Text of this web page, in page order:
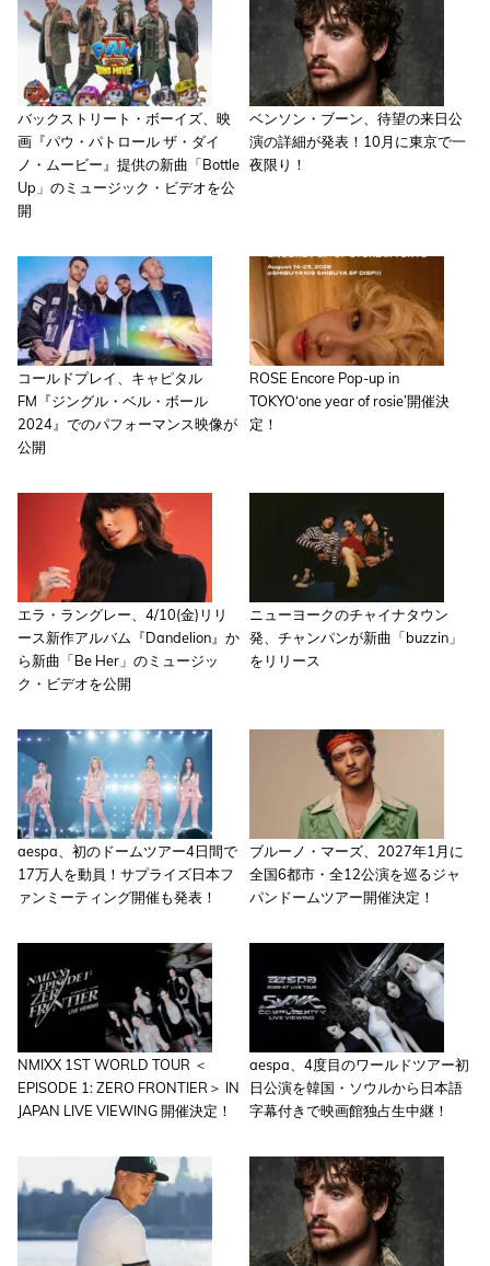
バックストリート・ボーイズ、映
画『パウ・パトロール ザ・ダイ
ノ・ムービー』提供の新曲「Bottle
Up」のミュージック・ビデオを公
開
ベンソン・ブーン、待望の来日公
演の詳細が発表！10月に東京で一
夜限り！
コールドプレイ、キャピタル
FM『ジングル・ベル・ボール
2024』でのパフォーマンス映像が
公開
ROSE Encore Pop-up in
TOKYO‘one year of rosie’開催決
定！
エラ・ラングレー、4/10(金)リリ
ース新作アルバム『Dandelion』か
ら新曲「Be Her」のミュージッ
ク・ビデオを公開
ニューヨークのチャイナタウン
発、チャンパンが新曲「buzzin」
をリリース
aespa、初のドームツアー4日間で
17万人を動員！サプライズ日本フ
ァンミーティング開催も発表！
ブルーノ・マーズ、2027年1月に
全国6都市・全12公演を巡るジャ
パンドームツアー開催決定！
NMIXX 1ST WORLD TOUR ＜
EPISODE 1: ZERO FRONTIER＞ IN
JAPAN LIVE VIEWING 開催決定！
aespa、4度目のワールドツアー初
日公演を韓国・ソウルから日本語
字幕付きで映画館独占生中継！